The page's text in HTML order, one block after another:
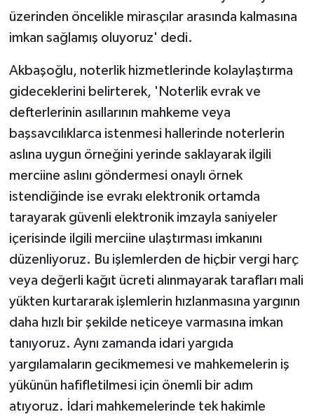
üzerinden öncelikle mirasçılar arasında kalmasına
imkan sağlamış oluyoruz' dedi.
Akbaşoğlu, noterlik hizmetlerinde kolaylaştırma
gideceklerini belirterek, 'Noterlik evrak ve
defterlerinin asıllarının mahkeme veya
başsavcılıklarca istenmesi hallerinde noterlerin
aslına uygun örneğini yerinde saklayarak ilgili
merciine aslını göndermesi onaylı örnek
istendiğinde ise evrakı elektronik ortamda
tarayarak güvenli elektronik imzayla saniyeler
içerisinde ilgili merciine ulaştırması imkanını
düzenliyoruz. Bu işlemlerden de hiçbir vergi harç
veya değerli kağıt ücreti alınmayarak tarafları mali
yükten kurtararak işlemlerin hızlanmasına yargının
daha hızlı bir şekilde neticeye varmasına imkan
tanıyoruz. Aynı zamanda idari yargıda
yargılamaların gecikmemesi ve mahkemelerin iş
yükünün hafifletilmesi için önemli bir adım
atıyoruz. İdari mahkemelerinde tek hakimle